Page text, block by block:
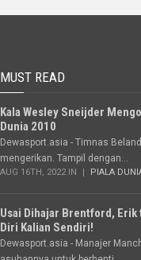
MUST READ
Kala Wesley Sneijder
Dunia 2010
Dewasport.asia - Timnas
mengerikan. Tampil dengan...
AUG 16TH, 2022 IN PIALA
Usai Dihajar Brentford, Erik
Diri Kalian Sendiri!
Dewasport.asia - Manajer